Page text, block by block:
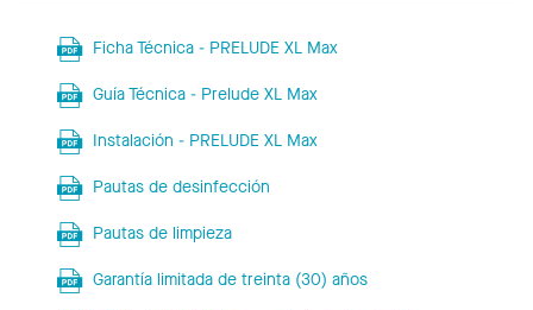
Ficha Técnica - PRELUDE XL Max
Guía Técnica - Prelude XL Max
Instalación - PRELUDE XL Max
Pautas de desinfección
Pautas de limpieza
Garantía limitada de treinta (30) años